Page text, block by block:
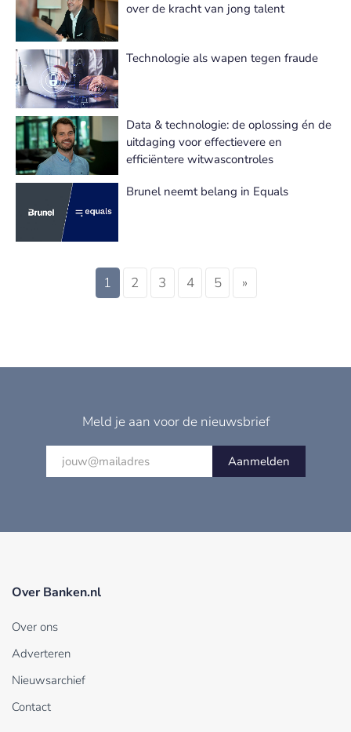
over de kracht van jong talent
Technologie als wapen tegen fraude
Data & technologie: de oplossing én de
uitdaging voor effectievere en
efficiëntere witwascontroles
Brunel neemt belang in Equals
1 2 3 4 5 »
Meld je aan voor de nieuwsbrief
Aanmelden
Over Banken.nl
Over ons
Adverteren
Nieuwsarchief
Contact